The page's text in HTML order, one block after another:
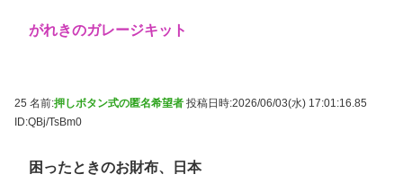
がれきのガレージキット
25 名前:押しボタン式の匿名希望者 投稿日時:2026/06/03(水) 17:01:16.85
ID:QBj/TsBm0
困ったときのお財布、日本